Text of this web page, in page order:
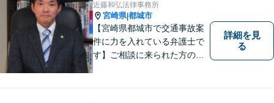
近藤和弘法律事務所
宮崎県|都城市
【宮崎県都城市で交通事故案
件に力を入れている弁護士で
す】ご相談に来られた方の話
詳細を見
る